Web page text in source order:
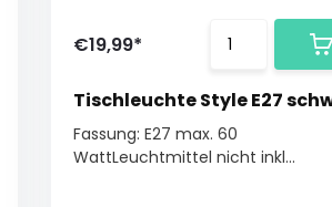
€19,99*
Tischleuchte Style E27
Fassung: E27 max. 60
WattLeuchtmittel nicht inkl...